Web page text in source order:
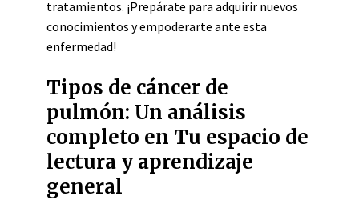
tratamientos. ¡Prepárate para adquirir nuevos
conocimientos y empoderarte ante esta
enfermedad!
Tipos de cáncer de
pulmón: Un análisis
completo en Tu espacio de
lectura y aprendizaje
general